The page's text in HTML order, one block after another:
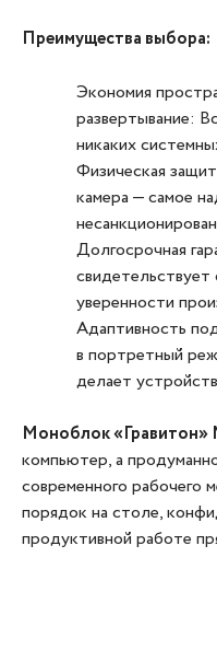
Преимущества выбора:
Экономия
развертывание:
никаких
Физическая
камера — самое
Долгосрочная
уверенности
Адаптивность
в портретный
делает
Моноблок
компьютер, а
современного рабочего
порядок на столе,
продуктивной работе